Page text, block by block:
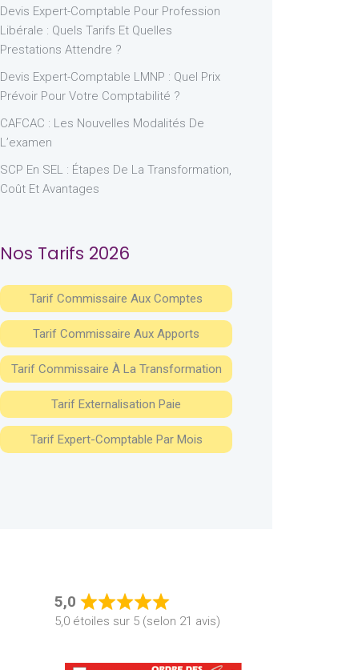
Devis Expert-Comptable Pour Profession
Libérale : Quels Tarifs Et Quelles
Prestations Attendre ?
Devis Expert-Comptable LMNP : Quel Prix
Prévoir Pour Votre Comptabilité ?
CAFCAC : Les Nouvelles Modalités De
L’examen
SCP En SEL : Étapes De La Transformation,
Coût Et Avantages
Nos Tarifs 2026
Tarif Commissaire Aux Comptes
Tarif Commissaire Aux Apports
Tarif Commissaire À La Transformation
Tarif Externalisation Paie
Tarif Expert-Comptable Par Mois
5,0
Rated
5,0
5,0 étoiles sur 5 (selon 21 avis)